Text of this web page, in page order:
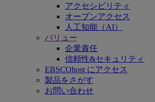
アクセシビリティ
オープンアクセス
人工知能（AI）
バリュー
企業責任
信頼性&セキュリティ
EBSCOhost にアクセス
製品をさがす
お問い合わせ